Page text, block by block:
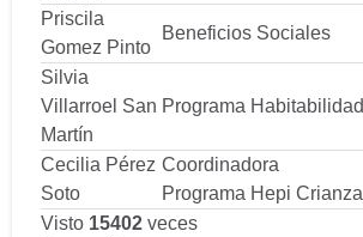
Priscila
Gomez Pinto
Beneficios Sociales
Silvia
Villarroel San
Martín
Programa Habitabilidad
Cecilia Pérez
Soto
Coordinadora
Programa Hepi Crianza
Visto 15402 veces